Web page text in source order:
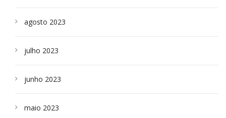
agosto 2023
julho 2023
junho 2023
maio 2023